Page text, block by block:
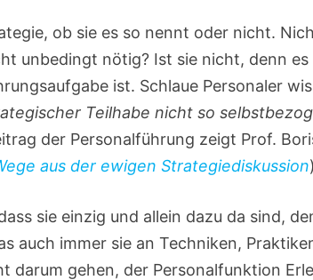
ob sie es so nennt oder nicht.
unbedingt nötig? Ist sie nicht, denn
ist. Schlaue Personaler
Teilhabe nicht so
der Personalführung zeigt Prof.
aus der ewigen Strategiediskussion
sie einzig und allein dazu da sind,
auch immer sie an Techniken,
darum gehen, der Personalfunktion